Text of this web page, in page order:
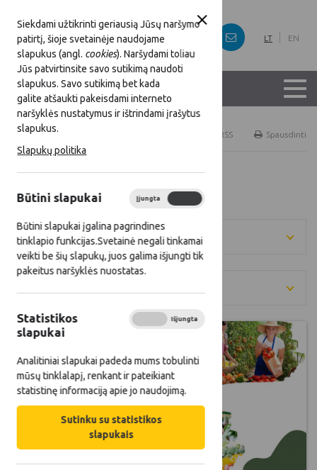
Siekdami užtikrinti geriausią Jūsų naršymo
patirtį, šioje svetainėje naudojame
slapukus (angl. cookies). Naršydami toliau
Jūs patvirtinsite savo sutikimą naudoti
slapukus. Savo sutikimą bet kada
galite atšaukti pakeisdami interneto
naršyklės nustatymus ir ištrindami įrašytus
slapukus.
Slapukų politika
Būtini slapukai Įjungta
Būtini slapukai įgalina pagrindines
tinklapio funkcijas.Svetainė negali tinkamai
veikti be šių slapukų, juos galima išjungti tik
pakeitus naršyklės nuostatas.
Statistikos
slapukai
Išjungta
Analitiniai slapukai padeda mums tobulinti
mūsų tinklalapį, renkant ir pateikiant
statistinę informaciją apie jo naudojimą.
Sutinku su statistikos
slapukais
LT EN
Titulinis Spausdinti
RSS
Metai